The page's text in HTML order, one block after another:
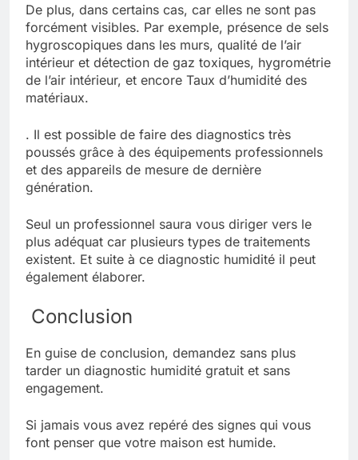
De plus, dans certains cas, car elles ne sont pas
forcément visibles. Par exemple, présence de sels
hygroscopiques dans les murs, qualité de l’air
intérieur et détection de gaz toxiques, hygrométrie
de l’air intérieur, et encore Taux d’humidité des
matériaux.
. Il est possible de faire des diagnostics très
poussés grâce à des équipements professionnels
et des appareils de mesure de dernière
génération.
Seul un professionnel saura vous diriger vers le
plus adéquat car plusieurs types de traitements
existent. Et suite à ce diagnostic humidité il peut
également élaborer.
Conclusion
En guise de conclusion, demandez sans plus
tarder un diagnostic humidité gratuit et sans
engagement.
Si jamais vous avez repéré des signes qui vous
font penser que votre maison est humide.